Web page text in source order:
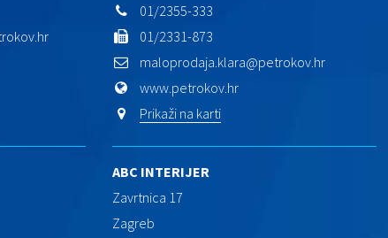
01/2355-333
01/2331-873
maloprodaja.klara@petrokov.hr
www.petrokov.hr
Prikaži na karti
ABC INTERIJER
Zavrtnica 17
Zagreb